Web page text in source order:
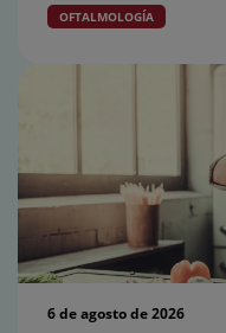
OFTALMOLOGÍA
6 de agosto de 2026